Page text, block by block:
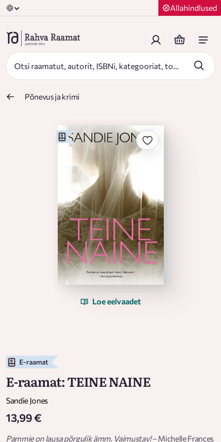
Allahindlused
Põnevus ja krimi
Loe eelvaadet
E-raamat
E-raamat: TEINE NAINE
Sandie Jones
13,99 €
Pammie on lausa põrgulik ämm. Vaimustav!– Michelle Frances